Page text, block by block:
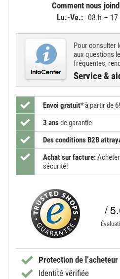
Comment nous
Lu.-Ve.: 08 h – 17
Pour consulter
aux questions
fréquentes,
Service &
Envoi gratuit* à partir de
3 ansde garantie
Des conditions B2B
Achat sur facture:
sécurité!
/
Protection de
Identité vérifiée